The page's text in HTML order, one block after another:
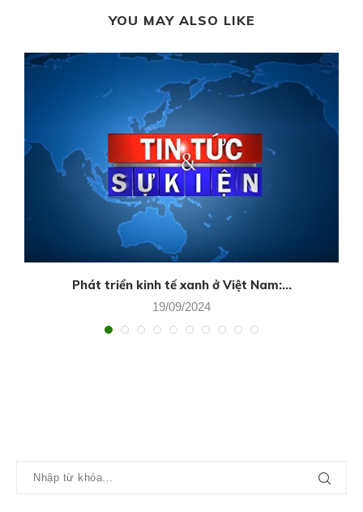
YOU MAY ALSO LIKE
Phát triển kinh tế xanh ở Việt Nam:...
19/09/2024